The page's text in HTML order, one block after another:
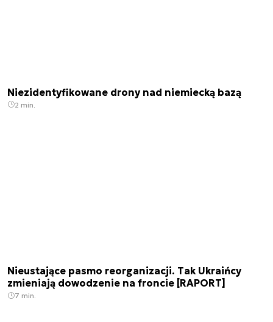
Niezidentyfikowane drony nad niemiecką bazą
2 min.
Nieustające pasmo reorganizacji. Tak Ukraińcy
zmieniają dowodzenie na froncie [RAPORT]
7 min.